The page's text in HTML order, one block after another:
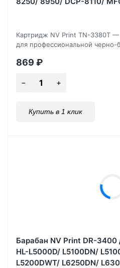
Картридж NV Print TN-3380T
для профессиональной черно-
869 ₽
Купить в 1 клик
Барабан NV Print DR-
HL-L5000D/ L5100DN/
L5200DWT/ L6250DN/